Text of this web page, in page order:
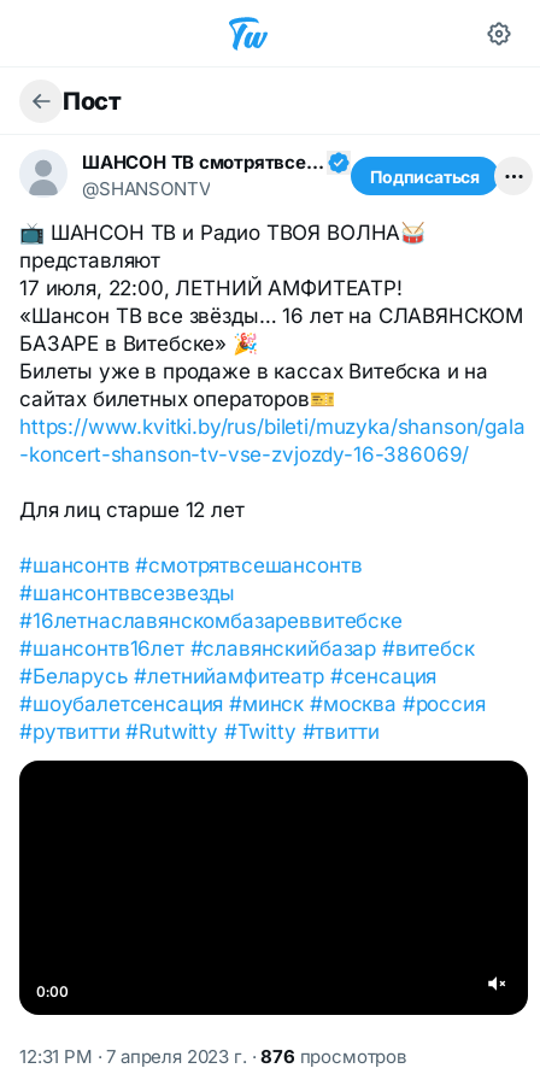
Пост
ШАНСОН ТВ смотрятвсешансонтв
@SHANSONTV
Подписаться
📺 ШАНСОН ТВ и Радио ТВОЯ ВОЛНА🥁
представляют
17 июля, 22:00, ЛЕТНИЙ АМФИТЕАТР!
«Шансон ТВ все звёзды… 16 лет на СЛАВЯНСКОМ
БАЗАРЕ в Витебске» 🎉
Билеты уже в продаже в кассах Витебска и на
сайтах билетных операторов🎫
https://www.kvitki.by/rus/bileti/muzyka/shanson/gala
-koncert-shanson-tv-vse-zvjozdy-16-386069/
Для лиц старше 12 лет
#шансонтв #смотрятвсешансонтв
#шансонтввсезвезды
#16летнаславянскомбазареввитебске
#шансонтв16лет #славянскийбазар #витебск
#Беларусь #летнийамфитеатр #сенсация
#шоубалетсенсация #минск #москва #россия
#рутвитти #Rutwitty #Twitty #твитти
0:00
12:31 PM · 7 апреля 2023 г. ·876 просмотров